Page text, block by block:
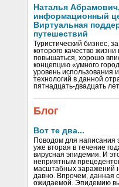
Наталья
информационный
Виртуальная
путешествий
Туристический бизнес,
которого качество
повышаться, хорошо
концепцию «умного
уровень использования
технологий в данной
пятнадцать-двадцать
Блог
Вот те два...
Поводом для написания
уже вторая в течение
вирусная эпидемия. И
неприятным
масштабных заражений
давно. Впрочем, данная
ожидаемой. Эпидемию